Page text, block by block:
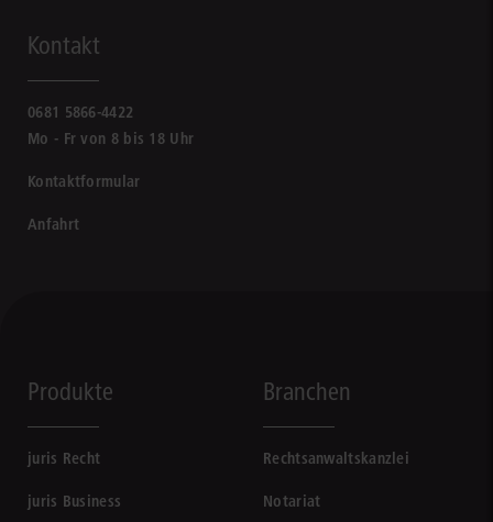
Kontakt
0681 5866-4422
Mo - Fr von 8 bis 18 Uhr
Kontaktformular
Anfahrt
Produkte
juris Recht
juris Business
Branchen
Rechtsanwaltskanzlei
Notariat